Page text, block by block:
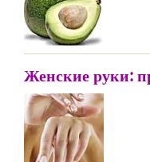
Женские руки: